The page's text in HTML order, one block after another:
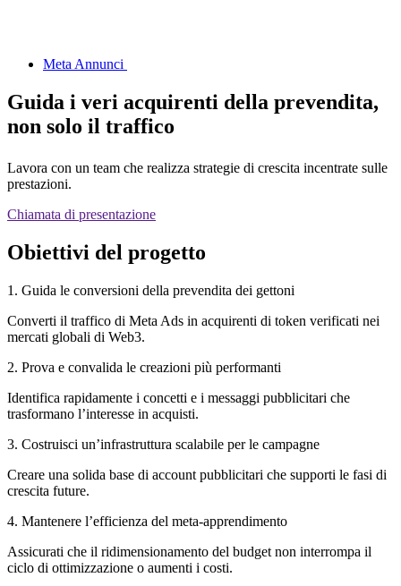
Meta Annunci
Guida i veri acquirenti della prevendita,
non solo il traffico
Lavora con un team che realizza strategie di crescita incentrate sulle
prestazioni.
Chiamata di presentazione
Obiettivi del progetto
1. Guida le conversioni della prevendita dei gettoni
Converti il traffico di Meta Ads in acquirenti di token verificati nei
mercati globali di Web3.
2. Prova e convalida le creazioni più performanti
Identifica rapidamente i concetti e i messaggi pubblicitari che
trasformano l’interesse in acquisti.
3. Costruisci un’infrastruttura scalabile per le campagne
Creare una solida base di account pubblicitari che supporti le fasi di
crescita future.
4. Mantenere l’efficienza del meta-apprendimento
Assicurati che il ridimensionamento del budget non interrompa il
ciclo di ottimizzazione o aumenti i costi.